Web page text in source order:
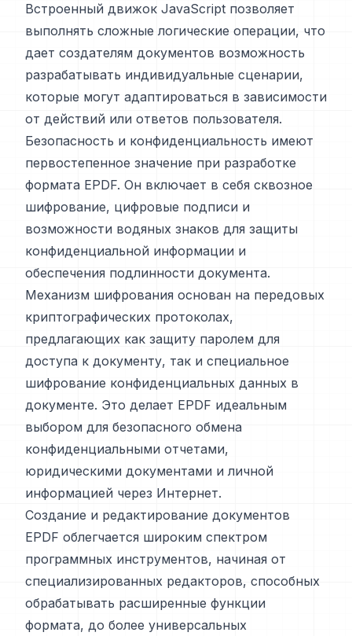
Встроенный движок JavaScript позволяет
выполнять сложные логические операции, что
дает создателям документов возможность
разрабатывать индивидуальные сценарии,
которые могут адаптироваться в зависимости
от действий или ответов пользователя.
Безопасность и конфиденциальность имеют
первостепенное значение при разработке
формата EPDF. Он включает в себя сквозное
шифрование, цифровые подписи и
возможности водяных знаков для защиты
конфиденциальной информации и
обеспечения подлинности документа.
Механизм шифрования основан на передовых
криптографических протоколах,
предлагающих как защиту паролем для
доступа к документу, так и специальное
шифрование конфиденциальных данных в
документе. Это делает EPDF идеальным
выбором для безопасного обмена
конфиденциальными отчетами,
юридическими документами и личной
информацией через Интернет.
Создание и редактирование документов
EPDF облегчается широким спектром
программных инструментов, начиная от
специализированных редакторов, способных
обрабатывать расширенные функции
формата, до более универсальных